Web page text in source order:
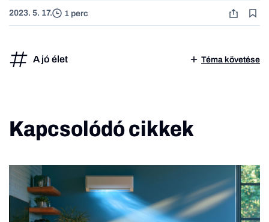
2023. 5. 17. 1 perc
A jó élet Téma követése
Kapcsolódó cikkek